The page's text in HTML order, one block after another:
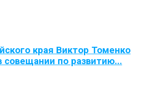
края Виктор Томенко
совещании по развитию...